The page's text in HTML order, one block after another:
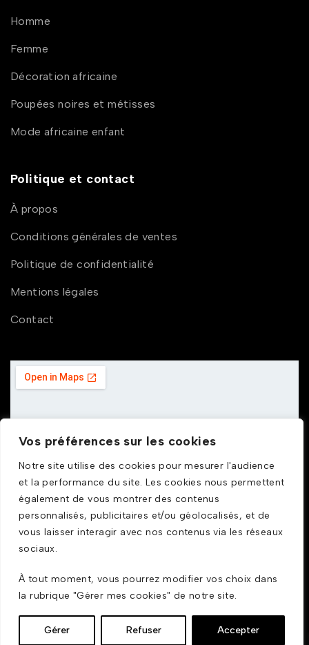
Vos préférences sur les cookies
Notre site utilise des cookies pour mesurer l'audience
et la performance du site. Les cookies nous permettent
également de vous montrer des contenus
personnalisés, publicitaires et/ou géolocalisés, et de
vous laisser interagir avec nos contenus via les réseaux
sociaux.
À tout moment, vous pourrez modifier vos choix dans
la rubrique "Gérer mes cookies" de notre site.
Gérer Refuser Accepter
Homme
Femme
Décoration africaine
Poupées noires et métisses
Mode africaine enfant
Politique et contact
À propos
Conditions générales de ventes
Politique de confidentialité
Mentions légales
Contact
© GDUSTYL 2025